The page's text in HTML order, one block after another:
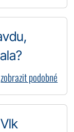
zobrazit podobné